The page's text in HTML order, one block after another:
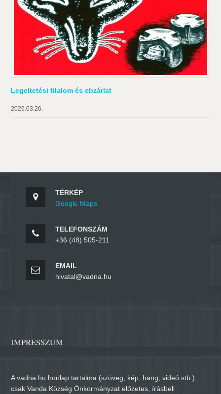
Legeltetési tilalom és ebzárlat
2026.03.26.
TÉRKÉP
Google Maps
TELEFONSZÁM
+36 (48) 505-211
EMAIL
hivatal@vadna.hu
IMPRESSZUM
A vadna.hu honlap tartalma (szöveg, kép, hang, videó stb.)
csak Vanda Község Önkormányzat előzetes, írásbeli